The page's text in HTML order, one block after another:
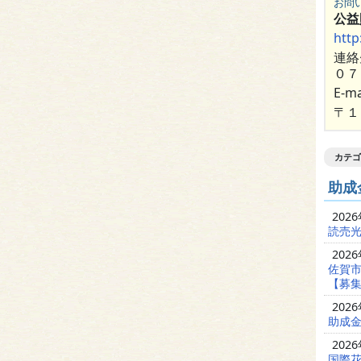
公
連
０
E-
〒
カテ
助成
2026
読売
2026
佐賀
【募
2026
助成
2026